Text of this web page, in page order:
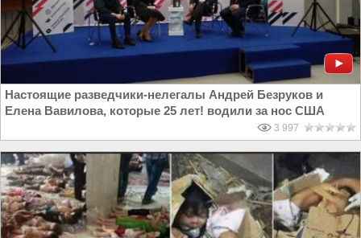
Настоящие разведчики-нелегалы Андрей Безруков и
Елена Вавилова, которые 25 лет! водили за нос США
3 997